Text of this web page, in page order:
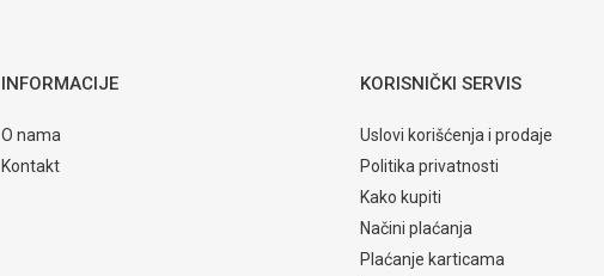
INFORMACIJE
O nama
Kontakt
KORISNIČKI SERVIS
Uslovi korišćenja i prodaje
Politika privatnosti
Kako kupiti
Načini plaćanja
Plaćanje karticama